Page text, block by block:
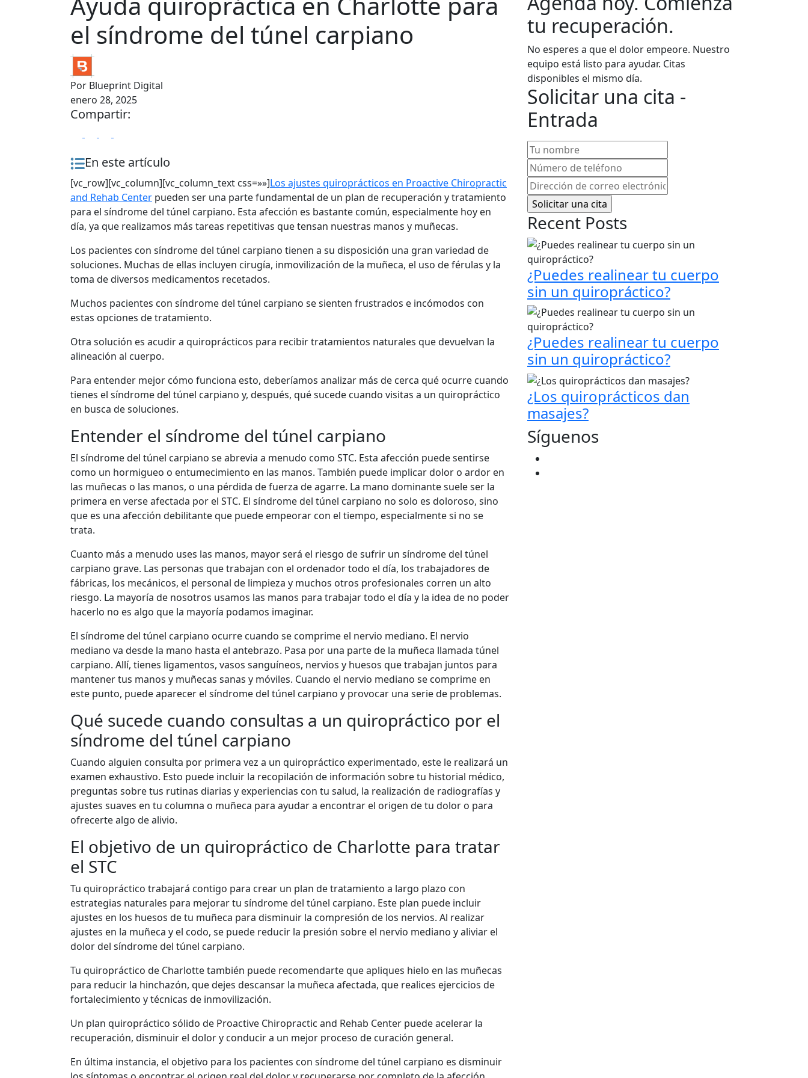
el síndrome del túnel carpiano
Por Blueprint Digital
enero 28, 2025
Compartir:
En este artículo
[vc_row][vc_column][vc_column_text css=»»]Los ajustes quiroprácticos en Proactive Chiropractic
and Rehab Center pueden ser una parte fundamental de un plan de recuperación y tratamiento
para el síndrome del túnel carpiano. Esta afección es bastante común, especialmente hoy en
día, ya que realizamos más tareas repetitivas que tensan nuestras manos y muñecas.
Los pacientes con síndrome del túnel carpiano tienen a su disposición una gran variedad de
soluciones. Muchas de ellas incluyen cirugía, inmovilización de la muñeca, el uso de férulas y la
toma de diversos medicamentos recetados.
Muchos pacientes con síndrome del túnel carpiano se sienten frustrados e incómodos con
estas opciones de tratamiento.
Otra solución es acudir a quiroprácticos para recibir tratamientos naturales que devuelvan la
alineación al cuerpo.
Para entender mejor cómo funciona esto, deberíamos analizar más de cerca qué ocurre cuando
tienes el síndrome del túnel carpiano y, después, qué sucede cuando visitas a un quiropráctico
en busca de soluciones.
Entender el síndrome del túnel carpiano
El síndrome del túnel carpiano se abrevia a menudo como STC. Esta afección puede sentirse
como un hormigueo o entumecimiento en las manos. También puede implicar dolor o ardor en
las muñecas o las manos, o una pérdida de fuerza de agarre. La mano dominante suele ser la
primera en verse afectada por el STC. El síndrome del túnel carpiano no solo es doloroso, sino
que es una afección debilitante que puede empeorar con el tiempo, especialmente si no se
trata.
Cuanto más a menudo uses las manos, mayor será el riesgo de sufrir un síndrome del túnel
carpiano grave. Las personas que trabajan con el ordenador todo el día, los trabajadores de
fábricas, los mecánicos, el personal de limpieza y muchos otros profesionales corren un alto
riesgo. La mayoría de nosotros usamos las manos para trabajar todo el día y la idea de no poder
hacerlo no es algo que la mayoría podamos imaginar.
El síndrome del túnel carpiano ocurre cuando se comprime el nervio mediano. El nervio
mediano va desde la mano hasta el antebrazo. Pasa por una parte de la muñeca llamada túnel
carpiano. Allí, tienes ligamentos, vasos sanguíneos, nervios y huesos que trabajan juntos para
mantener tus manos y muñecas sanas y móviles. Cuando el nervio mediano se comprime en
este punto, puede aparecer el síndrome del túnel carpiano y provocar una serie de problemas.
Qué sucede cuando consultas a un quiropráctico por el
síndrome del túnel carpiano
Cuando alguien consulta por primera vez a un quiropráctico experimentado, este le realizará un
examen exhaustivo. Esto puede incluir la recopilación de información sobre tu historial médico,
preguntas sobre tus rutinas diarias y experiencias con tu salud, la realización de radiografías y
ajustes suaves en tu columna o muñeca para ayudar a encontrar el origen de tu dolor o para
ofrecerte algo de alivio.
El objetivo de un quiropráctico de Charlotte para tratar
el STC
Tu quiropráctico trabajará contigo para crear un plan de tratamiento a largo plazo con
estrategias naturales para mejorar tu síndrome del túnel carpiano. Este plan puede incluir
ajustes en los huesos de tu muñeca para disminuir la compresión de los nervios. Al realizar
ajustes en la muñeca y el codo, se puede reducir la presión sobre el nervio mediano y aliviar el
dolor del síndrome del túnel carpiano.
Tu quiropráctico de Charlotte también puede recomendarte que apliques hielo en las muñecas
para reducir la hinchazón, que dejes descansar la muñeca afectada, que realices ejercicios de
fortalecimiento y técnicas de inmovilización.
Un plan quiropráctico sólido de Proactive Chiropractic and Rehab Center puede acelerar la
recuperación, disminuir el dolor y conducir a un mejor proceso de curación general.
En última instancia, el objetivo para los pacientes con síndrome del túnel carpiano es disminuir
tu recuperación.
No esperes a que el dolor empeore. Nuestro
equipo está listo para ayudar. Citas
disponibles el mismo día.
Solicitar una cita -
Entrada
Tu
nombre(Obligatorio)
Número
de
teléfono(Obligatorio)
Dirección
de
correo
electrónico(Obligatorio)
Recent Posts
¿Puedes realinear tu cuerpo
sin un quiropráctico?
¿Puedes realinear tu cuerpo
sin un quiropráctico?
¿Los quiroprácticos dan
masajes?
Síguenos